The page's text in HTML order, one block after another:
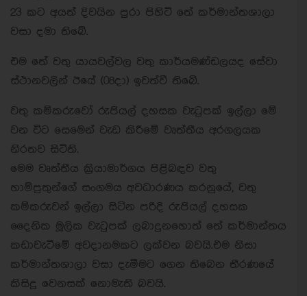
23 කට අයත් දිවයින පුරා පිහිටි තේ කර්මාන්තශාලා
වසා දමා තිබේ.
එම තේ වතු යායවල්වල වතු කාර්යමණ්ඩලයද සේවා
ස්ථානවලින් ඊයේ (08දා) ඉවත්වී තිබේ.
වතු කම්කරුවෝ රුපියල් දහසක වැටුපක් ඉල්ලා මේ
වන විට සෙමෙන් වැඩ කිරීමේ වෘත්තීය අරගලයක
නිරතව සිටිති.
මෙම වෘත්තීය ක්‍රියාමාර්ගය පිළිබඳව වතු
හාම්පුතුන්ගේ සංගමය අවධාරණය කරනුයේ, වතු
කම්කරුවන් ඉල්ලා සිටින පරිදි රුපියල් දහසක
දෛනික මූලික වැටුපක් ලබාදුනහොත් තේ කර්මාන්තය
කඩාවැටීමේ අවදානමකට ලක්වන බවයි.එම නිසා
කර්මාන්තශාලා වසා දැමීමට ගෙන තිබෙන තීරණයේ
කිසිදු වෙනසක් නොමැති බවයි.